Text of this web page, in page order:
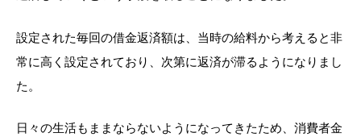
設定された毎回の借金返済額は、当時の給料から考えると非
常に高く設定されており、次第に返済が滞るようになりまし
た。
日々の生活もままならないようになってきたため、消費者金